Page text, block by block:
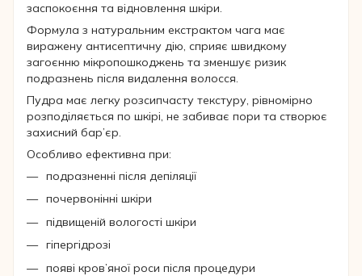
заспокоєння та відновлення шкіри.
Формула з натуральним екстрактом чага має
виражену антисептичну дію, сприяє швидкому
загоєнню мікропошкоджень та зменшує ризик
подразнень після видалення волосся.
Пудра має легку розсипчасту текстуру, рівномірно
розподіляється по шкірі, не забиває пори та створює
захисний бар’єр.
Особливо ефективна при:
подразненні після депіляції
почервонінні шкіри
підвищеній вологості шкіри
гіпергідрозі
появі кров’яної роси після процедури